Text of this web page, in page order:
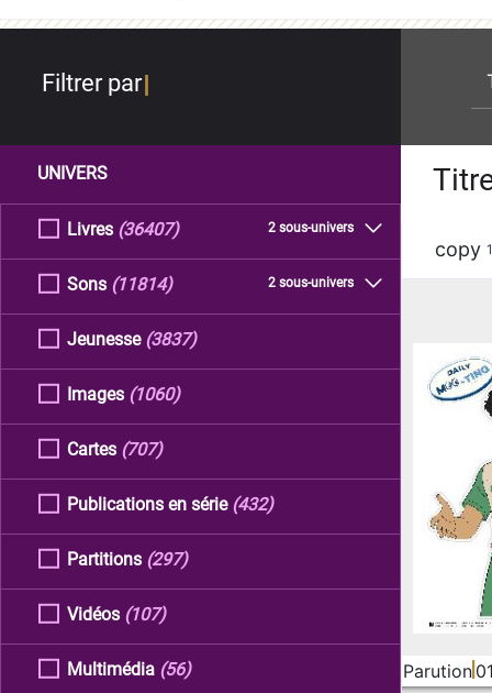
Filtrer par
UNIVERS
Livres 2 sous-univers
(36407)
Sons 2 sous-univers
(11814)
Jeunesse (3837)
Images (1060)
Cartes (707)
Publications en série (432)
Partitions (297)
Vidéos (107)
Multimédia (56)
copy
Parution